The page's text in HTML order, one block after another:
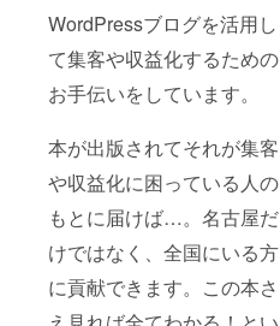
WordPressブログを活用し
て集客や収益化するための
お手伝いをしています。
本が出版されてそれが集客
や収益化に困っている人の
もとに届けば…。名古屋だ
けではなく、全国にいる方
に貢献できます。この本さ